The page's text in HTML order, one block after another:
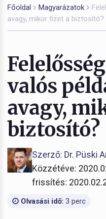
Főoldal Magyarázatok
avagy, mikor fizet a biztosító?
valós
avagy,
biztosító?
Szerző: Dr. Püski
Közzétéve:
frissítés:
Olvasási idő: 3 perc